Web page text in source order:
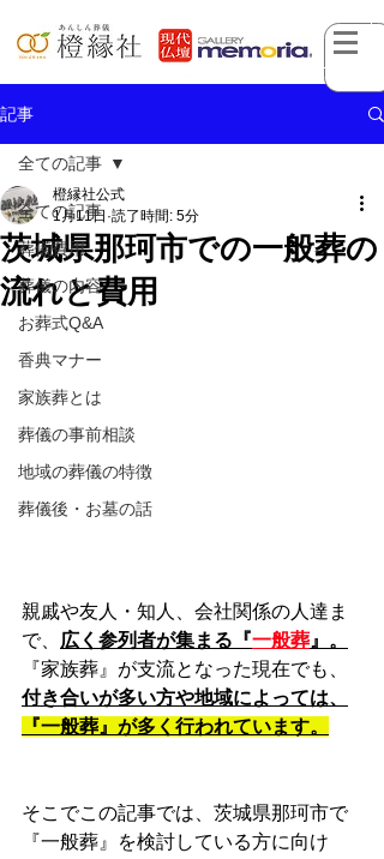
記事
全ての記事
葬儀費用
葬儀の内容
お葬式Q&A
香典マナー
家族葬とは
葬儀の事前相談
地域の葬儀の特徴
葬儀後・お墓の話
全ての記事
茨城県那珂市での一般葬の
流れと費用
橙縁社公式
1月11日 読了時間: 5分
親戚や友人・知人、会社関係の人達ま
で、 広く参列者が集まる『一般葬』。
『家族葬』が支流となった現在でも、
付き合いが多い方や地域によっては、
『一般葬』が多く行われています。
そこでこの記事では、茨城県那珂市で
『一般葬』を検討している方に向け